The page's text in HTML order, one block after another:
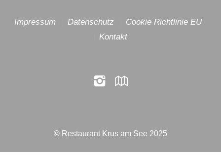
Impressum Datenschutz
Cookie Richtlinie EU
Kontakt
© Restaurant Krus am See 2025